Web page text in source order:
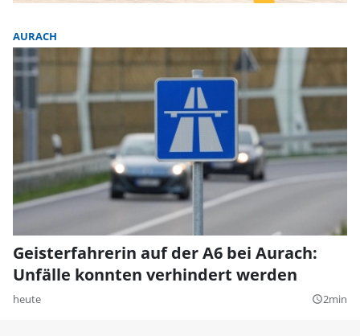
AURACH
Geisterfahrerin auf der A6 bei Aurach:
Unfälle konnten verhindert werden
heute query_builder2min